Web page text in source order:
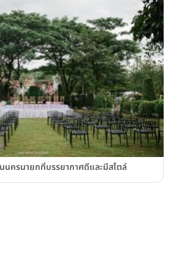
ครนายกที่บรรยากาศดีและมีสไตล์